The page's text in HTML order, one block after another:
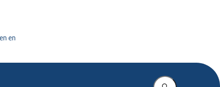
en
Vul in wat u